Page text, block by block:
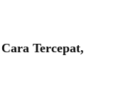
Tercepat,